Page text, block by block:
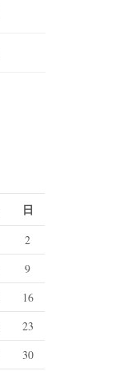
日
2
9
16
23
30